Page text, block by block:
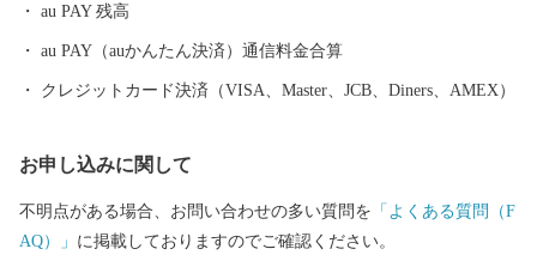
器を手に高千穂峰に降り立ったとされる「天孫降臨神話」が残
り、そのニニギノミコトを御祭神としている霧島神宮を中心にた
くさんのパワースポットがあり、そのパワーを求めて全国から多
ことができます。遠いようで近いまち「霧島市」。多くの偉人が
au PAY 残高
au PAY（auかんたん決済）通信料金合算
クレジットカード決済（VISA、Master、JCB、Diners、AMEX）
お申し込みに関して
不明点がある場合、お問い合わせの多い質問を 「よくある質問（F
AQ）」 に掲載しておりますのでご確認ください。